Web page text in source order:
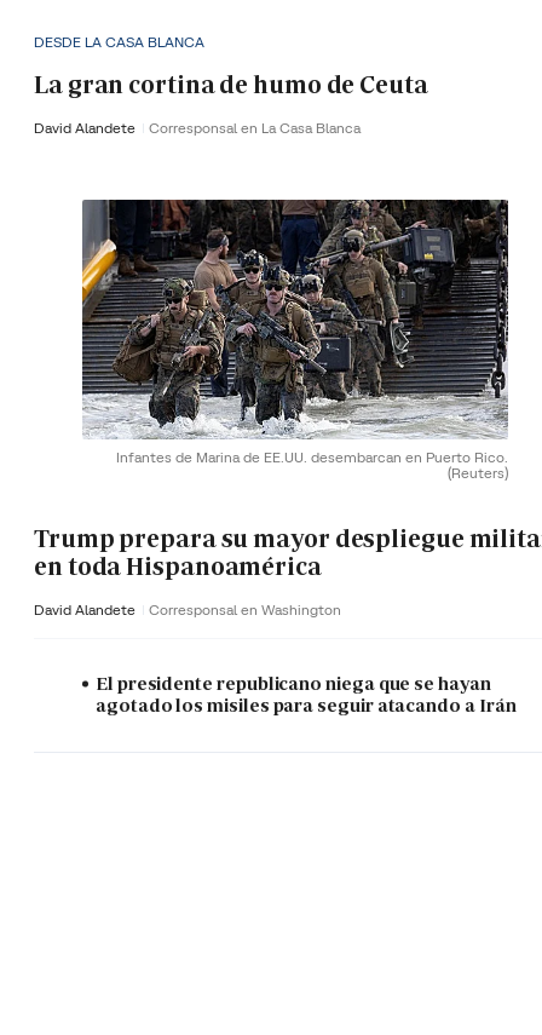
DESDE LA CASA BLANCA
La gran cortina de humo de Ceuta
David Alandete Corresponsal en La Casa Blanca
Infantes de Marina de EE.UU. desembarcan en Puerto Rico.
(Reuters)
Trump prepara su mayor despliegue
en toda Hispanoamérica
David Alandete Corresponsal en Washington
El presidente republicano niega que se hayan
agotado los misiles para seguir atacando a Irán